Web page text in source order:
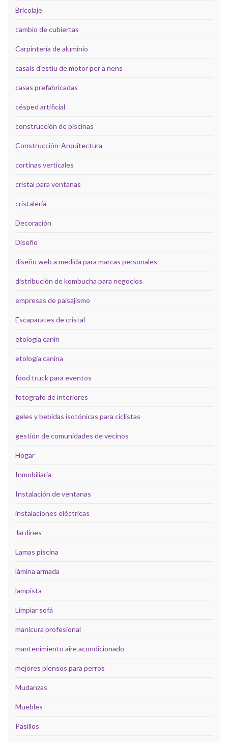
Bricolaje
cambio de cubiertas
Carpintería de aluminio
casals d'estiu de motor per a nens
casas prefabricadas
césped artificial
construcción de piscinas
Construcción-Arquitectura
cortinas verticales
cristal para ventanas
cristalería
Decoración
Diseño
diseño web a medida para marcas personales
distribución de kombucha para negocios
empresas de paisajismo
Escaparates de cristal
etología canin
etología canina
food truck para eventos
fotografo de interiores
geles y bebidas isotónicas para ciclistas
gestión de comunidades de vecinos
Hogar
Inmobiliaria
Instalación de ventanas
instalaciones eléctricas
Jardines
Lamas piscina
lámina armada
lampista
Limpiar sofá
manicura profesional
mantenimiento aire acondicionado
mejores piensos para perros
Mudanzas
Muebles
Pasillos